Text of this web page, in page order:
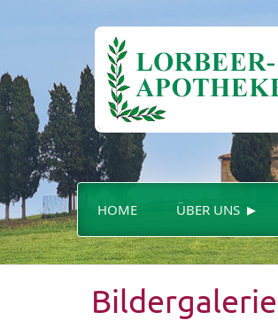
HOME ÜBER UNS ▸
Bildergalerie